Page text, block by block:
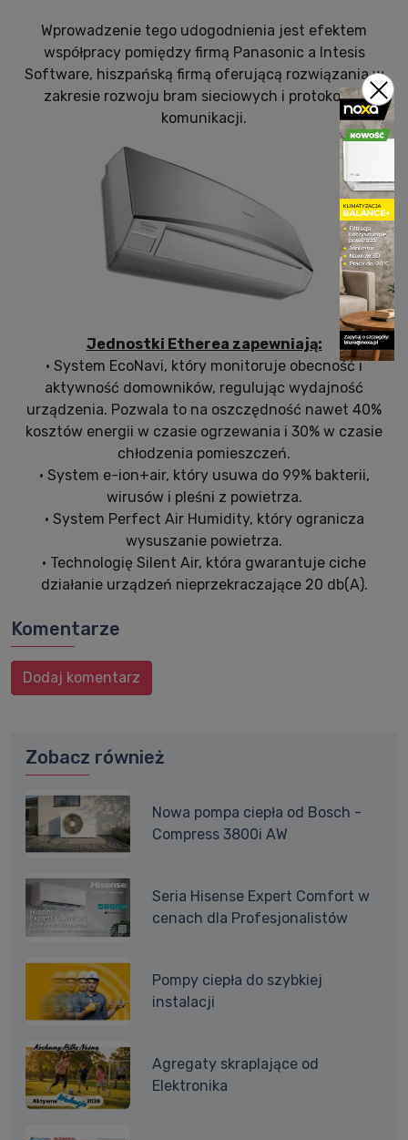
Wprowadzenie tego udogodnienia jest efektem
współpracy pomiędzy firmą Panasonic a Intesis
Software, hiszpańską firmą oferującą rozwiązania w
zakresie rozwoju bram sieciowych i protokołów
komunikacji.
Jednostki Etherea zapewniają:
• System EcoNavi, który monitoruje obecność i
aktywność domowników, regulując wydajność
urządzenia. Pozwala to na oszczędność nawet 40%
kosztów energii w czasie ogrzewania i 30% w czasie
chłodzenia pomieszczeń.
• System e-ion+air, który usuwa do 99% bakterii,
wirusów i pleśni z powietrza.
• System Perfect Air Humidity, który ogranicza
wysuszanie powietrza.
• Technologię Silent Air, która gwarantuje ciche
działanie urządzeń nieprzekraczające 20 db(A).
Komentarze
Dodaj komentarz
Zobacz również
Nowa pompa ciepła od Bosch -
Compress 3800i AW
Seria Hisense Expert Comfort w
cenach dla Profesjonalistów
Pompy ciepła do szybkiej
instalacji
Agregaty skraplające od
Elektronika